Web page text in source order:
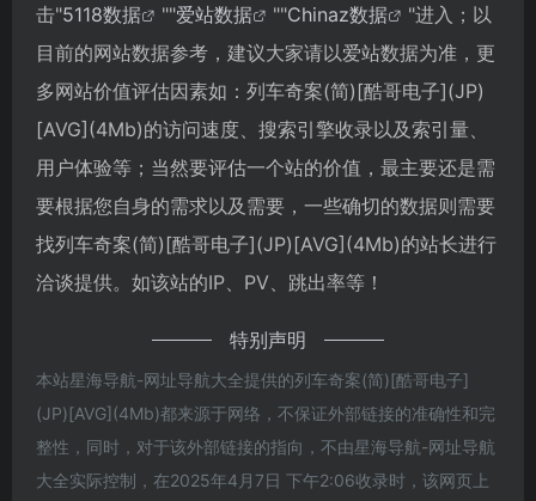
击"5118数据 ""爱站数据 ""Chinaz数据
"进入；以
目前的网站数据参考，建议大家请以爱站数据为准，更
多网站价值评估因素如：列车奇案(简)[酷哥电子](JP)
[AVG](4Mb)的访问速度、搜索引擎收录以及索引量、
用户体验等；当然要评估一个站的价值，最主要还是需
要根据您自身的需求以及需要，一些确切的数据则需要
找列车奇案(简)[酷哥电子](JP)[AVG](4Mb)的站长进行
洽谈提供。如该站的IP、PV、跳出率等！
特别声明
本站星海导航-网址导航大全提供的列车奇案(简)[酷哥电子]
(JP)[AVG](4Mb)都来源于网络，不保证外部链接的准确性和完
整性，同时，对于该外部链接的指向，不由星海导航-网址导航
大全实际控制，在2025年4月7日 下午2:06收录时，该网页上